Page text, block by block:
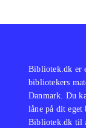
Bibliotek.dk er
bibliotekers
Danmark. Du
låne på dit
Bibliotek.dk til